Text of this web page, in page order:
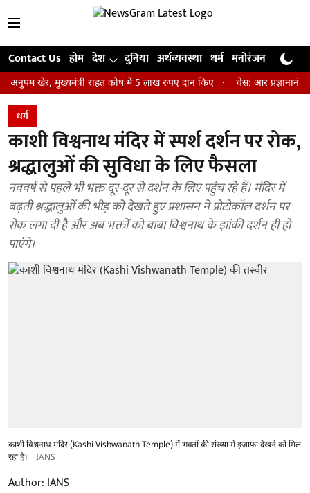
Contact Us होम देश दुनिया अर्थव्यवस्था धर्म मनोरंजन खेल
खेर, मुख्यमंत्री राहत कोष में 5 लाख रुपए दान किए चेस: आर प्रज्ञानानंद
धर्म
काशी विश्वनाथ मंदिर में स्पर्श दर्शन पर रोक,
श्रद्धालुओं की सुविधा के लिए फैसला
नववर्ष से पहले भी भक्त दूर-दूर से दर्शन के लिए पहुंच रहे हैं। मंदिर में
बढ़ती श्रद्धालुओं की भीड़ को देखते हुए प्रशासन ने प्रोटोकॉल दर्शन पर
रोक लगा दी है और अब भक्तों को बाबा विश्वनाथ के झांकी दर्शन ही हो
पाएंगे।
काशी विश्वनाथ मंदिर (Kashi Vishwanath Temple) में भक्तों की संख्या में इजाफा देखने को मिल
रहा है।
IANS
Author: IANS